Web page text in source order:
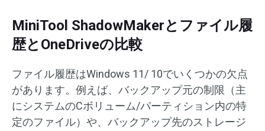
MiniTool ShadowMakerとファイル履
歴とOneDriveの比較
ファイル履歴はWindows 11/ 10でいくつかの欠点
があります。例えば、バックアップ元の制限（主
にシステムのCボリューム/パーティション内の特
定のファイル）や、バックアップ先のストレージ